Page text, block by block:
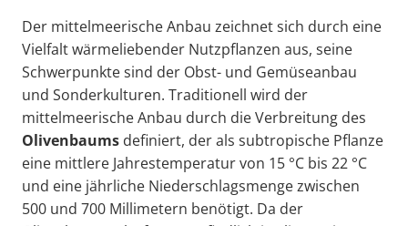
Der mittelmeerische Anbau zeichnet sich durch eine
Vielfalt wärmeliebender Nutzpflanzen aus, seine
Schwerpunkte sind der Obst- und Gemüseanbau
und Sonderkulturen. Traditionell wird der
mittelmeerische Anbau durch die Verbreitung des
Olivenbaums definiert, der als subtropische Pflanze
eine mittlere Jahrestemperatur von 15 °C bis 22 °C
und eine jährliche Niederschlagsmenge zwischen
500 und 700 Millimetern benötigt. Da der